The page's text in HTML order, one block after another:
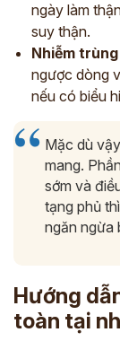
ngày làm
suy thận.
Nhiễm
ngược dòng
nếu có biểu
Mặc dù
mang.
sớm và
tạng phủ
ngăn ngừa
Hướng
toàn tại